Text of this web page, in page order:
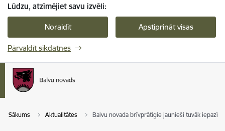
Lūdzu, atzīmējiet savu izvēli:
Noraidīt Apstiprināt visas
Pārvaldīt sīkdatnes
Sākums Aktualitātes Balvu novada brīvprātīgie jaunieši tuvāk iepazīst